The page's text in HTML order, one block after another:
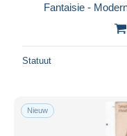
Fantaisie -
Statuut
Nieuw